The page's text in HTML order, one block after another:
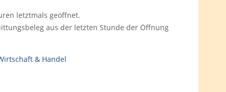
letztmals geöffnet.
aus der letzten Stunde der Öffnung
& Handel